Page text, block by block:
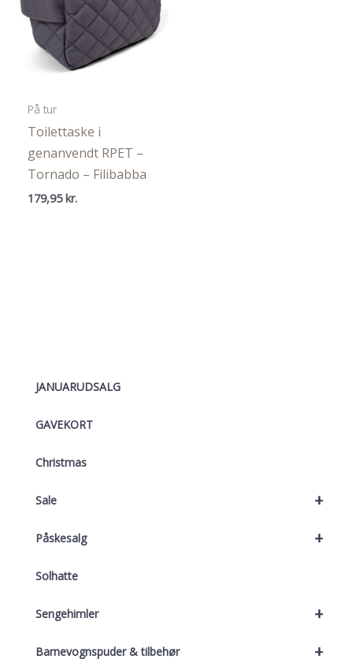
JANUARUDSALG
GAVEKORT
Christmas
+
Sale
+
Påskesalg
Solhatte
+
Sengehimler
+
Barnevognspuder & tilbehør
På tur
Toilettaske i
genanvendt RPET –
Tornado – Filibabba
179,95kr.